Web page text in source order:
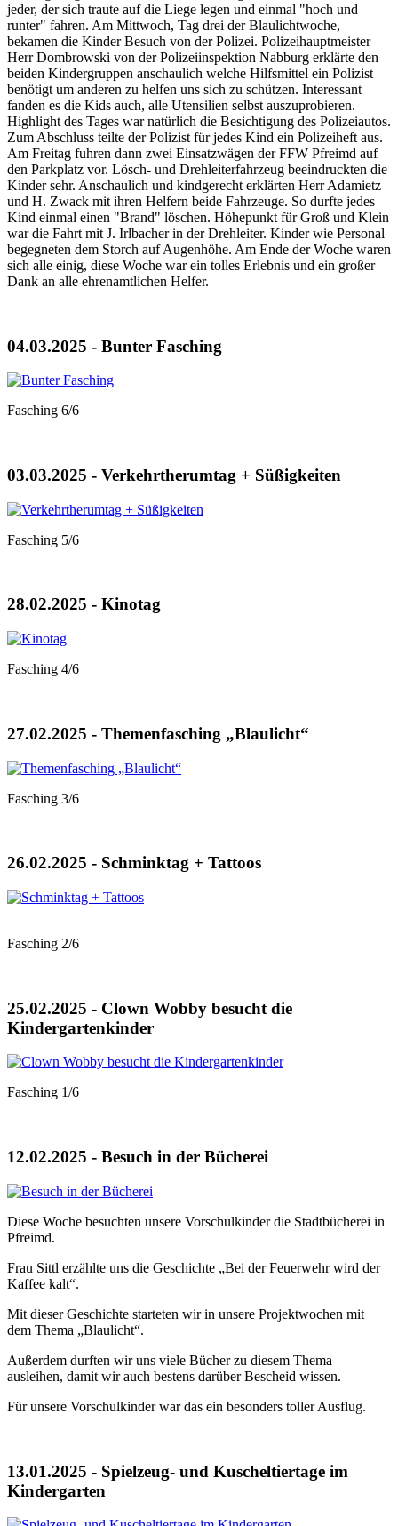
jeder, der sich traute auf die Liege legen und einmal "hoch und
runter" fahren. Am Mittwoch, Tag drei der Blaulichtwoche,
bekamen die Kinder Besuch von der Polizei. Polizeihauptmeister
Herr Dombrowski von der Polizeiinspektion Nabburg erklärte den
beiden Kindergruppen anschaulich welche Hilfsmittel ein Polizist
benötigt um anderen zu helfen uns sich zu schützen. Interessant
fanden es die Kids auch, alle Utensilien selbst auszuprobieren.
Highlight des Tages war natürlich die Besichtigung des Polizeiautos.
Zum Abschluss teilte der Polizist für jedes Kind ein Polizeiheft aus.
Am Freitag fuhren dann zwei Einsatzwägen der FFW Pfreimd auf
den Parkplatz vor. Lösch- und Drehleiterfahrzeug beeindruckten die
Kinder sehr. Anschaulich und kindgerecht erklärten Herr Adamietz
und H. Zwack mit ihren Helfern beide Fahrzeuge. So durfte jedes
Kind einmal einen "Brand" löschen. Höhepunkt für Groß und Klein
war die Fahrt mit J. Irlbacher in der Drehleiter. Kinder wie Personal
begegneten dem Storch auf Augenhöhe. Am Ende der Woche waren
sich alle einig, diese Woche war ein tolles Erlebnis und ein großer
Dank an alle ehrenamtlichen Helfer.
04.03.2025 - Bunter Fasching
Fasching 6/6
03.03.2025 - Verkehrtherumtag + Süßigkeiten
Fasching 5/6
28.02.2025 - Kinotag
Fasching 4/6
27.02.2025 - Themenfasching „Blaulicht“
Fasching 3/6
26.02.2025 - Schminktag + Tattoos
Fasching 2/6
25.02.2025 - Clown Wobby besucht die
Kindergartenkinder
Fasching 1/6
12.02.2025 - Besuch in der Bücherei
Diese Woche besuchten unsere Vorschulkinder die Stadtbücherei in
Pfreimd.
Frau Sittl erzählte uns die Geschichte „Bei der Feuerwehr wird der
Kaffee kalt“.
Mit dieser Geschichte starteten wir in unsere Projektwochen mit
dem Thema „Blaulicht“.
Außerdem durften wir uns viele Bücher zu diesem Thema
ausleihen, damit wir auch bestens darüber Bescheid wissen.
Für unsere Vorschulkinder war das ein besonders toller Ausflug.
13.01.2025 - Spielzeug- und Kuscheltiertage im
Kindergarten